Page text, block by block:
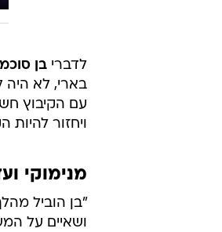
לדברי בן סוכמן
בארי, לא היה
עם הקיבוץ
ויחזור
מנימוקי
"בן הוביל
ושאיים על